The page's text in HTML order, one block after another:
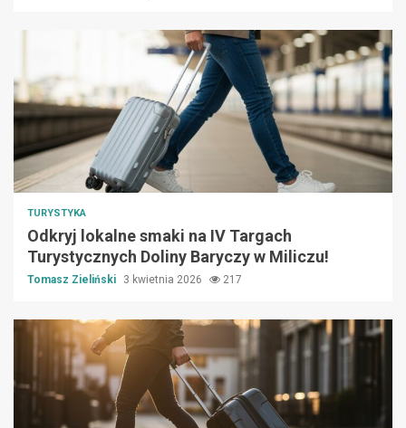
TURYSTYKA
Odkryj lokalne smaki na IV Targach
Turystycznych Doliny Baryczy w Miliczu!
Tomasz Zieliński 3 kwietnia 2026 217